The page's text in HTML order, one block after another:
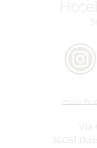
PRIVACY
Via
36061